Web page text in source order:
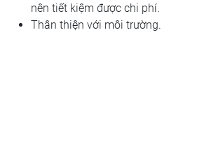
nên tiết kiệm được chi phí.
Thân thiện với môi trường.